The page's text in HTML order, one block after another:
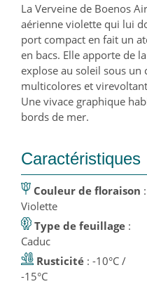
La Verveine de Boenos
aérienne violette qui lui
port compact en fait un
en bacs. Elle apporte de
explose au soleil sous un
multicolores et
Une vivace graphique
bords de mer.
Caractéristiques
Couleur de floraison :
Violette
Type de feuillage :
Caduc
Rusticité : -10°C /
-15°C